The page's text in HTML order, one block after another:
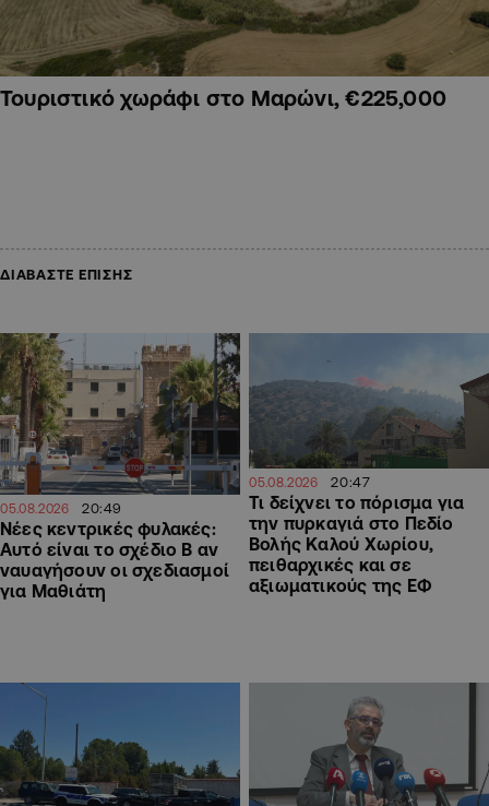
Τουριστικό χωράφι στο Μαρώνι, €225,000
ΔΙΑΒΑΣΤΕ ΕΠΙΣΗΣ
05.08.2026 20:49
Νέες κεντρικές φυλακές:
Αυτό είναι το σχέδιο Β αν
ναυαγήσουν οι σχεδιασμοί
για Μαθιάτη
05.08.2026 20:47
Τι δείχνει το πόρισμα για
την πυρκαγιά στο Πεδίο
Βολής Καλού Χωρίου,
πειθαρχικές και σε
αξιωματικούς της ΕΦ